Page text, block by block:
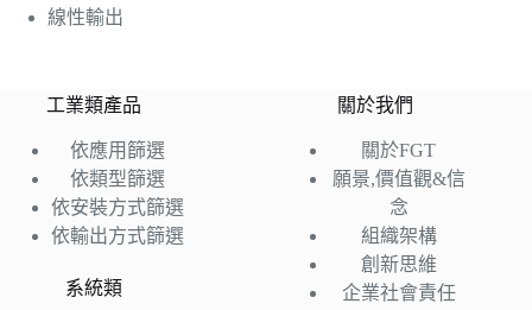
線性輸出
工業類產品
依應用篩選
依類型篩選
依安裝方式篩選
依輸出方式篩選
系統類
關於我們
關於FGT
願景,價值觀&信
念
組織架構
創新思維
企業社會責任